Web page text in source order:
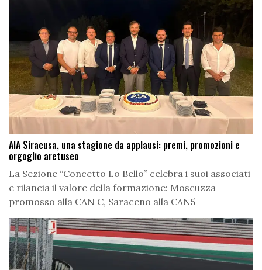
AIA Siracusa, una stagione da applausi: premi, promozioni e
orgoglio aretuseo
La Sezione “Concetto Lo Bello” celebra i suoi associati
e rilancia il valore della formazione: Moscuzza
promosso alla CAN C, Saraceno alla CAN5